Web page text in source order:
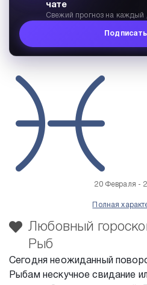
чате
Свежий прогноз на каждый
20 Февраля -
Полная
Любовный
Рыб
Сегодня неожиданный
Рыбам нескучное свидание